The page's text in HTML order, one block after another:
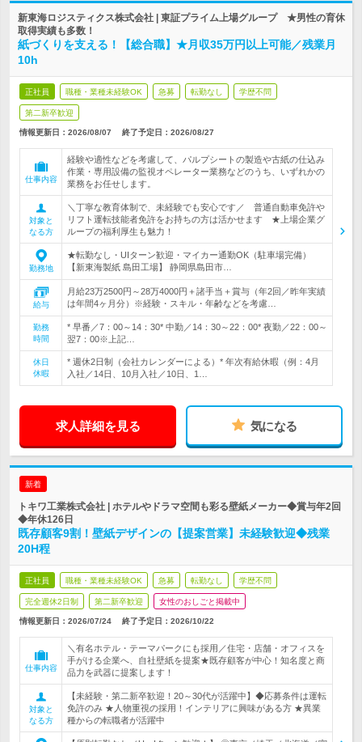
新東海ロジスティクス株式会社 | 東証プライム上場グループ ★男性の育休
取得実績も多数！
紙づくりを支える！【総合職】★月収35万円以上可能／残業月
10h
正社員 職種・業種未経験OK 急募 転勤なし 学歴不問
第二新卒歓迎
情報更新日：2026/08/07 終了予定日： 2026/08/27
仕事内容
経験や適性などを考慮して、パルプシートの製造や古紙の仕込み
作業・専用設備の監視オペレーター業務などのうち、いずれかの
業務をお任せします。
対象と
なる方
＼丁寧な教育体制で、未経験でも安心です／ 普通自動車免許や
リフト運転技能者免許をお持ちの方は活かせます ★上場企業グ
ループの福利厚生も魅力！
勤務地
★転勤なし・UIターン歓迎・マイカー通勤OK（駐車場完備）
【新東海製紙 島田工場】 静岡県島田市…
給与
月給23万2500円～28万4000円＋諸手当＋賞与（年2回／昨年実績
は年間4ヶ月分）※経験・スキル・年齢などを考慮…
勤務
時間
* 早番／7：00～14：30* 中勤／14：30～22：00* 夜勤／22：00～
翌7：00※上記…
休日
休暇
* 週休2日制（会社カレンダーによる）* 年次有給休暇（例：4月
入社／14日、10月入社／10日、1…
求人詳細を見る 気になる
新着
トキワ工業株式会社 | ホテルやドラマ空間も彩る壁紙メーカー◆賞与年2回
◆年休126日
既存顧客9割！壁紙デザインの【提案営業】未経験歓迎◆残業
20H程
正社員 職種・業種未経験OK 急募 転勤なし 学歴不問
完全週休2日制 第二新卒歓迎 女性のおしごと掲載中
情報更新日：2026/07/24 終了予定日： 2026/10/22
仕事内容
＼有名ホテル・テーマパークにも採用／住宅・店舗・オフィスを
手がける企業へ、自社壁紙を提案★既存顧客が中心！知名度と商
品力を武器に提案します！
対象と
なる方
【未経験・第二新卒歓迎！20～30代が活躍中】◆応募条件は運転
免許のみ ★人物重視の採用！インテリアに興味がある方 ★異業
種からの転職者が活躍中